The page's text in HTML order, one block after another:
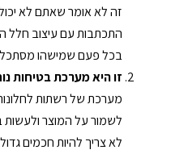
זה לא אומר שאתם לא
התכתבות עם עיצוב חלל
בכל פעם שמישהו
זו היא מערכת בטיחות
מערכת של רשתות
לשמור על המוצר ולעשות
לא צריך להיות חכמים